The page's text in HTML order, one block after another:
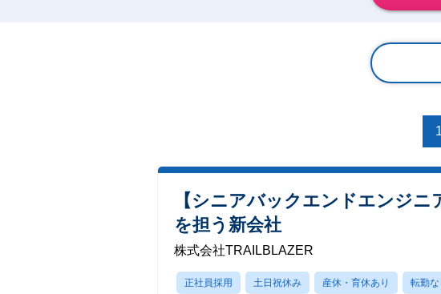
1
【シニアバックエンドエンジ
を担う新会社
株式会社TRAILBLAZER
正社員採用 土日祝休み 産休・育休あり 転勤な